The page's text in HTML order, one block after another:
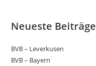
Neueste Beiträge
BVB – Leverkusen
BVB – Bayern